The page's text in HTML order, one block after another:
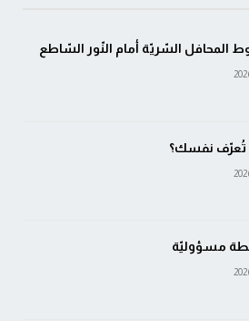
المحافل السّريّة أمام النّور السّاطع
تُعرّف نفسك؟
مسؤوليّة